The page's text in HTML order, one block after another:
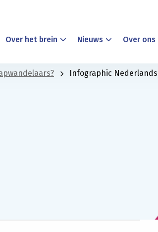
Over het brein Nieuws Over ons
Infographic Nederlands